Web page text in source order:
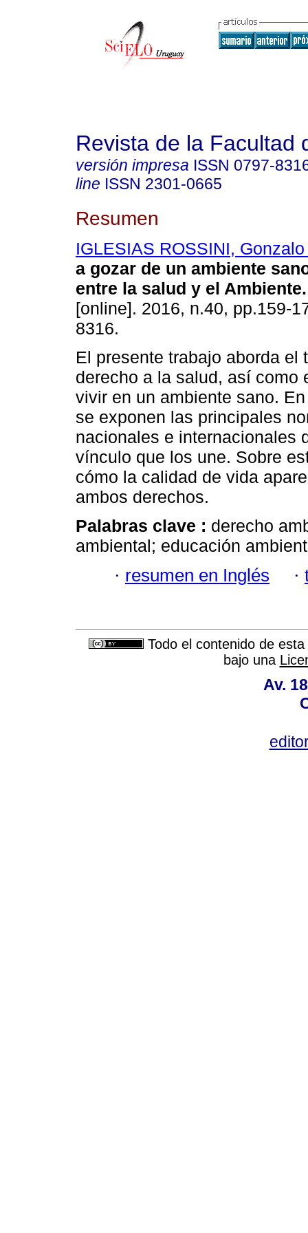
Revista de la Facultad
versión impresa ISSN 0797-
line ISSN 2301-0665
Resumen
IGLESIAS ROSSINI, Gonzalo
a gozar de un ambiente
entre la salud y el Ambiente.
[online]. 2016, n.40, pp.159-
8316.
El presente trabajo aborda el
derecho a la salud, así como
vivir en un ambiente sano.
se exponen las principales
nacionales e internacionales
vínculo que los une. Sobre
cómo la calidad de vida
ambos derechos.
Palabras clave : derecho
ambiental; educación
· resumen en Inglés ·
Todo el contenido de
bajo una
Av.